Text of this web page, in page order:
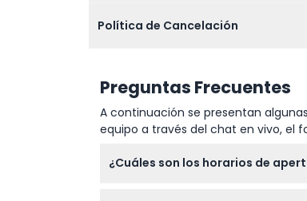
Política de Cancelación
Preguntas Frecuentes
A continuación se presentan
equipo a través del chat en vivo, el
¿Cuáles son los horarios de